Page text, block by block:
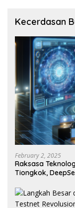
Kecerdasan
February 2, 2025
Raksasa
Tiongkok,